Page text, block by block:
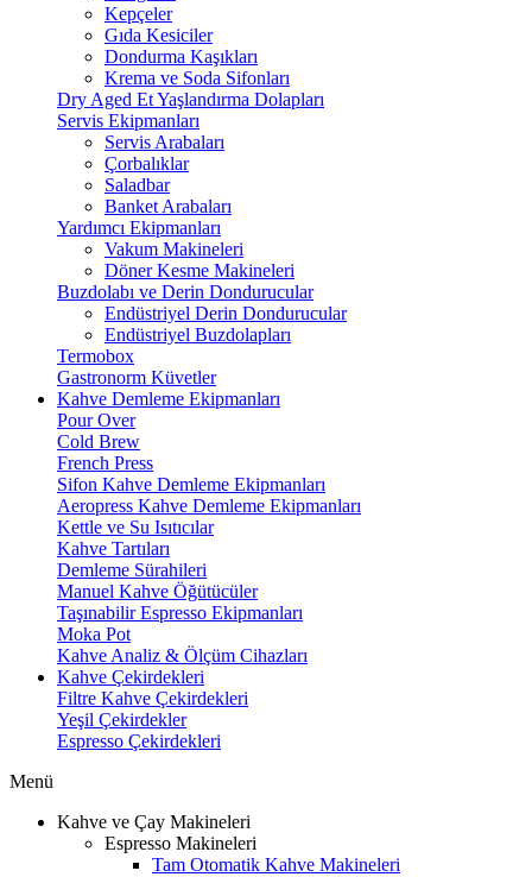
Kepçeler
Gıda Kesiciler
Dondurma Kaşıkları
Krema ve Soda Sifonları
Dry Aged Et Yaşlandırma Dolapları
Servis Ekipmanları
Servis Arabaları
Çorbalıklar
Saladbar
Banket Arabaları
Yardımcı Ekipmanları
Vakum Makineleri
Döner Kesme Makineleri
Buzdolabı ve Derin Dondurucular
Endüstriyel Derin Dondurucular
Endüstriyel Buzdolapları
Termobox
Gastronorm Küvetler
Kahve Demleme Ekipmanları
Pour Over
Cold Brew
French Press
Sifon Kahve Demleme Ekipmanları
Aeropress Kahve Demleme Ekipmanları
Kettle ve Su Isıtıcılar
Kahve Tartıları
Demleme Sürahileri
Manuel Kahve Öğütücüler
Taşınabilir Espresso Ekipmanları
Moka Pot
Kahve Analiz & Ölçüm Cihazları
Kahve Çekirdekleri
Filtre Kahve Çekirdekleri
Yeşil Çekirdekler
Espresso Çekirdekleri
Menü
Kahve ve Çay Makineleri
Espresso Makineleri
Tam Otomatik Kahve Makineleri